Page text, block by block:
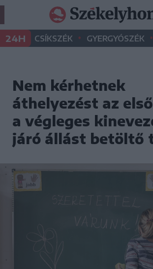
24H CSÍKSZÉK • GYERGYÓSZÉK •
Nem kérhetnek
áthelyezést az
a végleges
járó állást betöltő